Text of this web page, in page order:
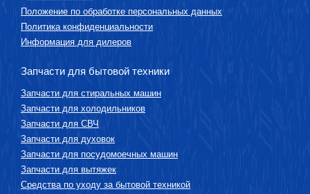
Положение по обработке персональных данных
Политика конфиденциальности
Информация для дилеров
Запчасти для бытовой техники
Запчасти для стиральных машин
Запчасти для холодильников
Запчасти для СВЧ
Запчасти для духовок
Запчасти для посудомоечных машин
Запчасти для вытяжек
Средства по уходу за бытовой техникой